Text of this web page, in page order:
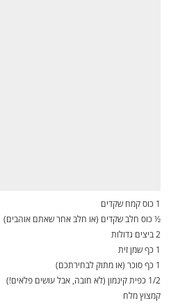
1 כוס קמח שקדים
½ כוס חלב שקדים (או חלב אחר שאתם אוהבים)
2 ביצים גדולות
1 כף שמן זית
1 כף סוכר (או מתוק לבחירתכם)
1/2 כפית קינמון (לא חובה, אבל עושים פלאים!)
קמצוץ מלח